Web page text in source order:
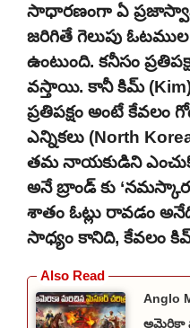
సాధారణంగా ఏ
జరిగితే గెలుపు
ఉంటుంది. కనీసం
వస్తాయి. కానీ కిమ్
ప్రతిపక్షం అంటే
ఎన్నికలు (North
తమ నాయకుడిని
అనే బ్రాండ్ కు
శాతం ఓట్లు రావడం
సాధ్యం కానిది, కేవలం
Anglo
అమెరికా